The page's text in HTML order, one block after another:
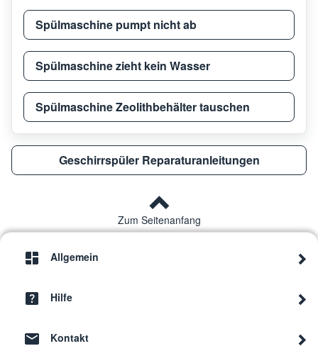
Spülmaschine pumpt nicht ab
Spülmaschine zieht kein Wasser
Spülmaschine Zeolithbehälter tauschen
Geschirrspüler Reparaturanleitungen
Zum Seitenanfang
Allgemein
Hilfe
Kontakt